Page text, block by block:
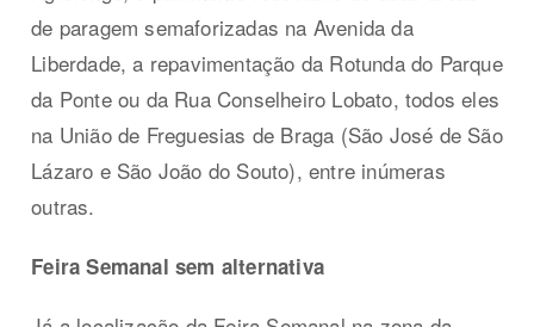
de paragem semaforizadas na Avenida da
Liberdade, a repavimentação da Rotunda do Parque
da Ponte ou da Rua Conselheiro Lobato, todos eles
na União de Freguesias de Braga (São José de São
Lázaro e São João do Souto), entre inúmeras
outras.
Feira Semanal sem alternativa